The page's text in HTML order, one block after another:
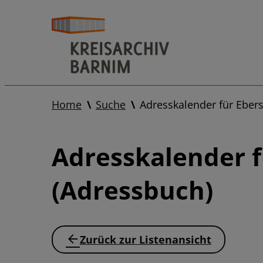
Home Suche Adresskalender für
Adresskalender
(Adressbuch)
Zurück zur Listenansicht